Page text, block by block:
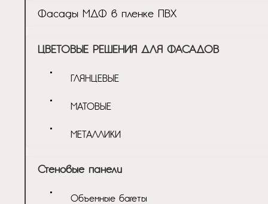
Фасады МДФ в пленке ПВХ
ЦВЕТОВЫЕ РЕШЕНИЯ ДЛЯ ФАСАДОВ
ГЛЯНЦЕВЫЕ
МАТОВЫЕ
МЕТАЛЛИКИ
Стеновые панели
Объемные багеты